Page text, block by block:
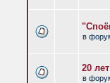
в
20
в